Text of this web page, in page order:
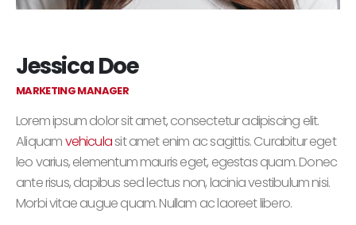
Jessica Doe
MARKETING MANAGER
Lorem ipsum dolor sit amet, consectetur adipiscing elit.
Aliquamvehiculasit amet enim ac sagittis. Curabitur eget
leo varius, elementum mauris eget, egestas quam. Donec
ante risus, dapibus sed lectus non, lacinia vestibulum nisi.
Morbi vitae augue quam. Nullam ac laoreet libero.